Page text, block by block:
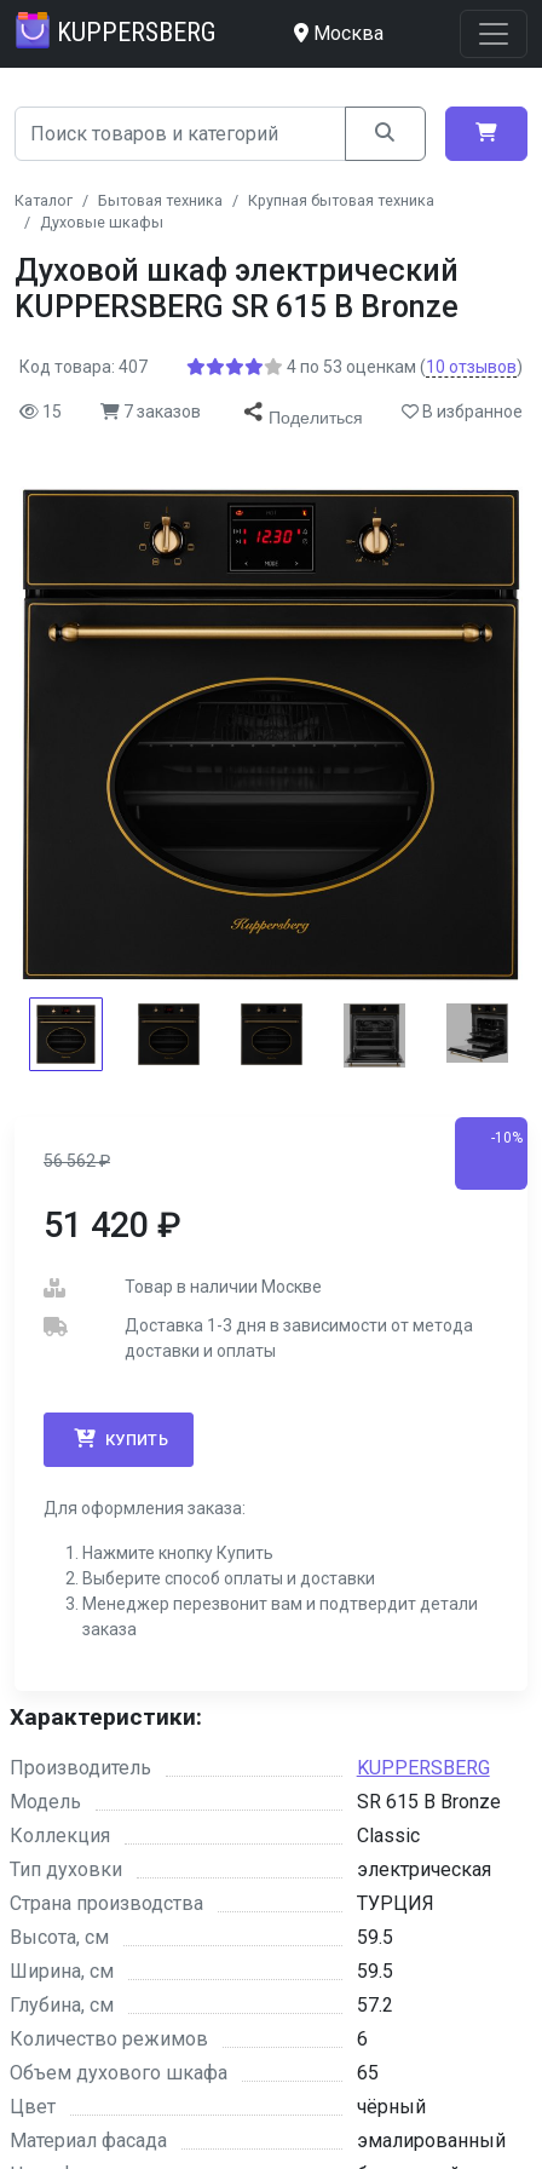
KUPPERSBERG Москва
Каталог Бытовая техника
Крупная бытовая техника
Духовые шкафы
Духовой шкаф электрический
KUPPERSBERG SR 615 B Bronze
Код товара: 407 4по 53 оценкам (10 отзывов)
15 7 заказов Поделиться В избранное
56 562₽
-10%
51 420 ₽
Товар в наличии Москве
Доставка 1-3 дня в зависимости от метода
доставки и оплаты
КУПИТЬ
Для оформления заказа:
Нажмите кнопку Купить
Выберите способ оплаты и доставки
Менеджер перезвонит вам и подтвердит детали
заказа
Характеристики:
Производитель
KUPPERSBERG
Модель
SR 615 B Bronze
Коллекция
Classic
Тип духовки
электрическая
Страна производства
ТУРЦИЯ
Высота, см
59.5
Ширина, см
59.5
Глубина, см
57.2
Количество режимов
6
Объем духового шкафа
65
Цвет
чёрный
Материал фасада
эмалированный